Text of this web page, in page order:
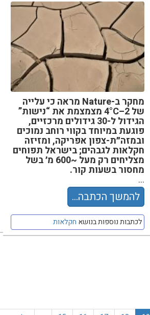
מחקר ב-Nature מראה כי עלייה
של 2–4°C מצמצמת את “נישות”
הגידול ל-30 גידולים מרכזיים,
פוגעת במיוחד בקווי רוחב נמוכים
ובמזה״ת-צפון אפריקה, ומזיזה
חקלאות לגבהים; בישראל תפוחים
מצליחים רק מעל ~600 מ׳ בשל
מחסור בשעות קור.
...
להמשך הכתבה...
לכתבות נוספות בנושא חקלאות